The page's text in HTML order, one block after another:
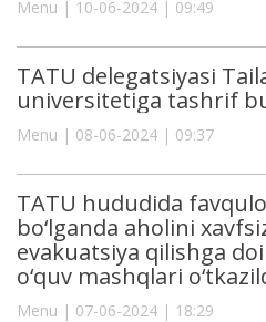
Menu | 10-06-2024 | 09:49
TATU delegatsiyasi
universitetiga tashrif
Menu | 08-06-2024 | 09:37
TATU hududida
bo‘lganda aholini
evakuatsiya qilishga
o‘quv mashqlari
Menu | 07-06-2024 | 18:29